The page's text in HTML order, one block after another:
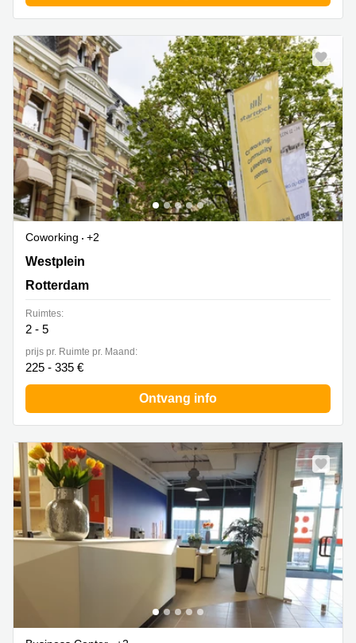
Coworking
+2
Westplein 12, Rotterdam
Westplein
Rotterdam
Ruimtes:
2 - 5
prijs pr. Ruimte pr. Maand:
225 - 335 €
Ontvang info